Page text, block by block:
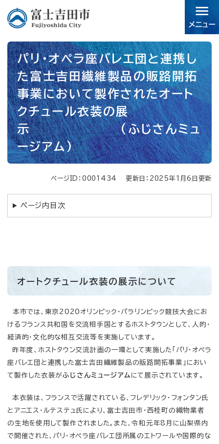
す。
本
文 パリ・オペラ座バレエ団と連携し
た富士吉田繊維製品の販路開拓
事業において製作されたオート
クチュール衣装の展
示 (ふじさんミュ
ージアム)
ページID：0001434 更新日：2025年1月6日更新
ページ内目次
オートクチュール衣装の展示について
本市では、東京2020オリンピック・パラリンピック競技大会にお
けるフランス共和国を交流相手国とするホストタウンとして、人的・
経済的・文化的な相互交流等を実施しています。
昨年度、ホストタウン交流計画の一環として実施した「パリ・オペラ
座バレエ団と連携した富士吉田繊維製品の販路開拓事業」におい
て製作した衣装がふじさんミュージアム にて展示されています。
本衣装は、フランスで活躍されている、フレデリック・フォンタン氏
とアニエス・ルテステュ氏により、富士吉田市・西桂町の織物業者
の生地を使用して製作されました。また、令和元年8月に山梨県内
で開催された、パリ・オペラ座バレエ団所属のエトワールや国際的な